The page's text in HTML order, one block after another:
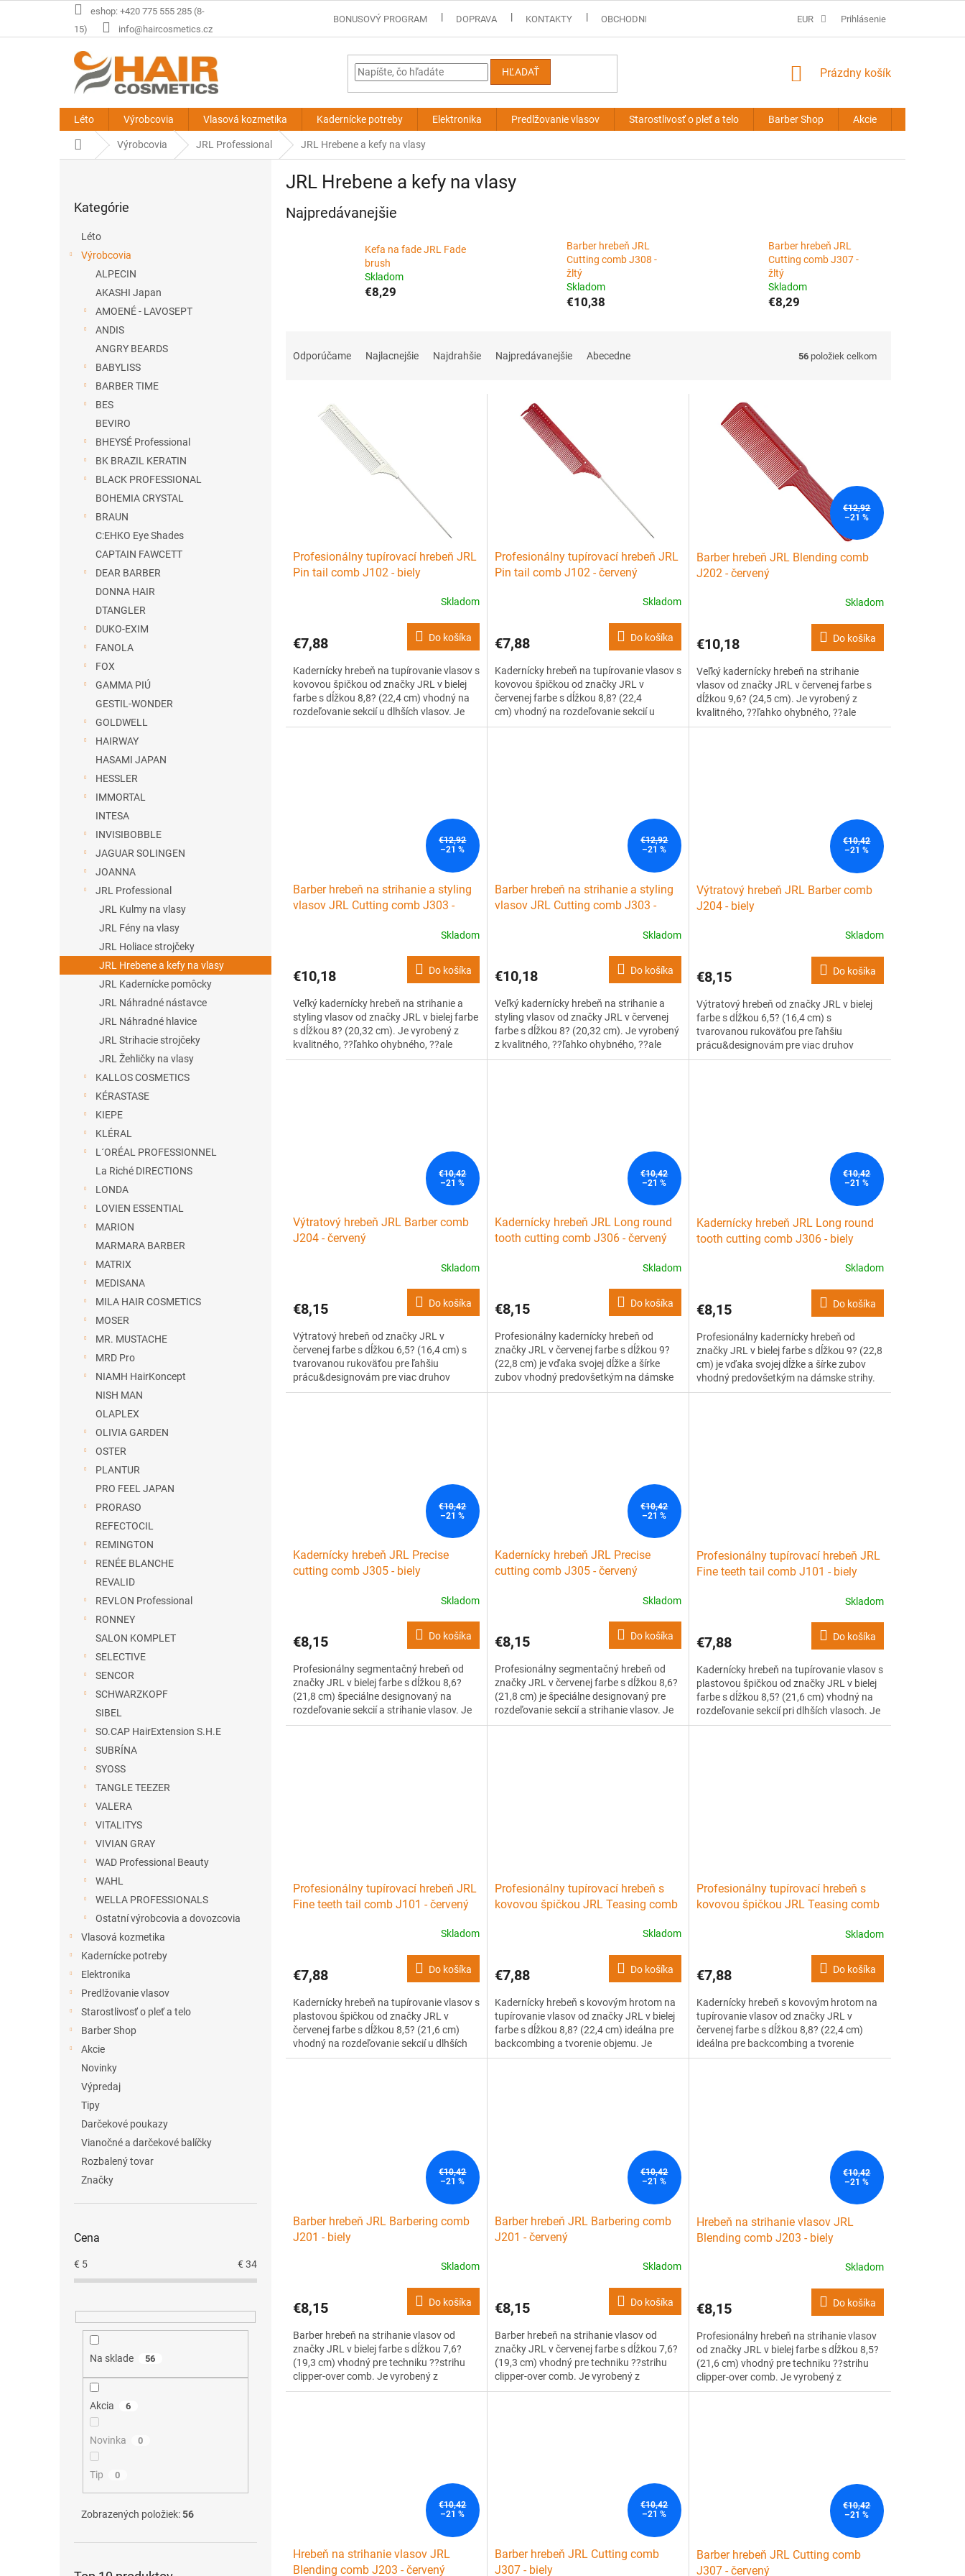
eshop: +420 775 555 285 (8-
15)
info@haircosmetics.cz
BONUSOVÝ PROGRAM DOPRAVA KONTAKTY OBCHODNÉ PODMIENKY PREDLŽOVANIE VLASOV - OBCHODNÉ PODMIENKY
EUR Prihlásenie
HĽADAŤ
NÁKUPNÝ
Prázdny košík
Léto Výrobcovia Vlasová kozmetika Kadernícke potreby Elektronika Predlžovanie vlasov Starostlivosť o pleť a telo Barber Shop Akcie
DomovVýrobcovia JRL Professional JRL Hrebene a kefy na vlasy
kategórie
Kategórie
Léto
Výrobcovia
ALPECIN
AKASHI Japan
AMOENÉ - LAVOSEPT
ANDIS
ANGRY BEARDS
BABYLISS
BARBER TIME
BES
BEVIRO
BHEYSÉ Professional
BK BRAZIL KERATIN
BLACK PROFESSIONAL
BOHEMIA CRYSTAL
BRAUN
C:EHKO Eye Shades
CAPTAIN FAWCETT
DEAR BARBER
DONNA HAIR
DTANGLER
DUKO-EXIM
FANOLA
FOX
GAMMA PIÚ
GESTIL-WONDER
GOLDWELL
HAIRWAY
HASAMI JAPAN
HESSLER
IMMORTAL
INTESA
INVISIBOBBLE
JAGUAR SOLINGEN
JOANNA
JRL Professional
JRL Kulmy na vlasy
JRL Fény na vlasy
JRL Holiace strojčeky
JRL Hrebene a kefy na vlasy
JRL Kadernícke pomôcky
JRL Náhradné nástavce
JRL Náhradné hlavice
JRL Strihacie strojčeky
JRL Žehličky na vlasy
KALLOS COSMETICS
KÉRASTASE
KIEPE
KLÉRAL
L´ORÉAL PROFESSIONNEL
La Riché DIRECTIONS
LONDA
LOVIEN ESSENTIAL
MARION
MARMARA BARBER
MATRIX
MEDISANA
MILA HAIR COSMETICS
MOSER
MR. MUSTACHE
MRD Pro
NIAMH HairKoncept
NISH MAN
OLAPLEX
OLIVIA GARDEN
OSTER
PLANTUR
PRO FEEL JAPAN
PRORASO
REFECTOCIL
REMINGTON
RENÉE BLANCHE
REVALID
REVLON Professional
RONNEY
SALON KOMPLET
SELECTIVE
SENCOR
SCHWARZKOPF
SIBEL
SO.CAP HairExtension S.H.E
SUBRÍNA
SYOSS
TANGLE TEEZER
VALERA
VITALITYS
VIVIAN GRAY
WAD Professional Beauty
WAHL
WELLA PROFESSIONALS
Ostatní výrobcovia a dovozcovia
Vlasová kozmetika
Kadernícke potreby
Elektronika
Predlžovanie vlasov
Starostlivosť o pleť a telo
Barber Shop
Akcie
Novinky
Výpredaj
Tipy
Darčekové poukazy
Vianočné a darčekové balíčky
Rozbalený tovar
Značky
Cena
€ 5 € 34
Na sklade 56
Akcia 6
Novinka 0
Tip 0
Zobrazených položiek:56
JRL Hrebene a kefy na vlasy
Najpredávanejšie
Kefa na fade JRL Fade
brush
Skladom
€8,29
Barber hrebeň JRL
Cutting comb J308 -
žltý
Skladom
€10,38
Barber hrebeň JRL
Cutting comb J307 -
žltý
Skladom
€8,29
Odporúčame Najlacnejšie Najdrahšie Najpredávanejšie Abecedne 56 položiek celkom
Profesionálny tupírovací hrebeň JRL
Pin tail comb J102 - biely
Skladom
€7,88 Do košíka
Kadernícky hrebeň na tupírovanie vlasov s
kovovou špičkou od značky JRL v bielej
farbe s dĺžkou 8,8? (22,4 cm) vhodný na
rozdeľovanie sekcií u dlhších vlasov. Je
vyrobený z kvalitného, ??ľahkého, ale
Profesionálny tupírovací hrebeň JRL
Pin tail comb J102 - červený
Skladom
€7,88 Do košíka
Kadernícky hrebeň na tupírovanie vlasov s
kovovou špičkou od značky JRL v
červenej farbe s dĺžkou 8,8? (22,4
cm) vhodný na rozdeľovanie sekcií u
dlhších vlasov. Je vyrobený z kvalitného,
€12,92
–21 %
Barber hrebeň JRL Blending comb
J202 - červený
Skladom
€10,18 Do košíka
Veľký kadernícky hrebeň na strihanie
vlasov od značky JRL v červenej farbe s
dĺžkou 9,6? (24,5 cm). Je vyrobený z
kvalitného, ??ľahko ohybného, ??ale
pevného plastu s tepelnou odolnosťou až
€12,92
–21 %
Barber hrebeň na strihanie a styling
vlasov JRL Cutting comb J303 -
Skladom
€10,18 Do košíka
Veľký kadernícky hrebeň na strihanie a
styling vlasov od značky JRL v bielej farbe
s dĺžkou 8? (20,32 cm). Je vyrobený z
kvalitného, ??ľahko ohybného, ??ale
pevného plastu s tepelnou odolnosťou až
€12,92
–21 %
Barber hrebeň na strihanie a styling
vlasov JRL Cutting comb J303 -
Skladom
€10,18 Do košíka
Veľký kadernícky hrebeň na strihanie a
styling vlasov od značky JRL v červenej
farbe s dĺžkou 8? (20,32 cm). Je vyrobený
z kvalitného, ??ľahko ohybného, ??ale
pevného plastu s tepelnou odolnosťou až
€10,42
–21 %
Výtratový hrebeň JRL Barber comb
J204 - biely
Skladom
€8,15 Do košíka
Výtratový hrebeň od značky JRL v bielej
farbe s dĺžkou 6,5? (16,4 cm) s
tvarovanou rukoväťou pre ľahšiu
prácu&designovám pre viac druhov
strihov. Je vyrobený z kvalitného, ??ľahko
€10,42
–21 %
Výtratový hrebeň JRL Barber comb
J204 - červený
Skladom
€8,15 Do košíka
Výtratový hrebeň od značky JRL v
červenej farbe s dĺžkou 6,5? (16,4 cm) s
tvarovanou rukoväťou pre ľahšiu
prácu&designovám pre viac druhov
strihov. Je vyrobený z kvalitného, ??ľahko
€10,42
–21 %
Kadernícky hrebeň JRL Long round
tooth cutting comb J306 - červený
Skladom
€8,15 Do košíka
Profesionálny kadernícky hrebeň od
značky JRL v červenej farbe s dĺžkou 9?
(22,8 cm) je vďaka svojej dĺžke a šírke
zubov vhodný predovšetkým na dámske
strihy. Je vyrobený z kvalitného, ??ľahko
€10,42
–21 %
Kadernícky hrebeň JRL Long round
tooth cutting comb J306 - biely
Skladom
€8,15 Do košíka
Profesionálny kadernícky hrebeň od
značky JRL v bielej farbe s dĺžkou 9? (22,8
cm) je vďaka svojej dĺžke a šírke zubov
vhodný predovšetkým na dámske strihy.
Je vyrobený z kvalitného, ??ľahko
€10,42
–21 %
Kadernícky hrebeň JRL Precise
cutting comb J305 - biely
Skladom
€8,15 Do košíka
Profesionálny segmentačný hrebeň od
značky JRL v bielej farbe s dĺžkou 8,6?
(21,8 cm) špeciálne designovaný na
rozdeľovanie sekcií a strihanie vlasov. Je
vyrobený z kvalitného, ??ľahko ohybného,
€10,42
–21 %
Kadernícky hrebeň JRL Precise
cutting comb J305 - červený
Skladom
€8,15 Do košíka
Profesionálny segmentačný hrebeň od
značky JRL v červenej farbe s dĺžkou 8,6?
(21,8 cm) je špeciálne designovaný pre
rozdeľovanie sekcií a strihanie vlasov. Je
vyrobený z kvalitného, ??ľahko ohybného,
Profesionálny tupírovací hrebeň JRL
Fine teeth tail comb J101 - biely
Skladom
€7,88 Do košíka
Kadernícky hrebeň na tupírovanie vlasov s
plastovou špičkou od značky JRL v bielej
farbe s dĺžkou 8,5? (21,6 cm) vhodný na
rozdeľovanie sekcií pri dlhších vlasoch. Je
vyrobený z kvalitného, ??ľahkého, ale
Profesionálny tupírovací hrebeň JRL
Fine teeth tail comb J101 - červený
Skladom
€7,88 Do košíka
Kadernícky hrebeň na tupírovanie vlasov s
plastovou špičkou od značky JRL v
červenej farbe s dĺžkou 8,5? (21,6 cm)
vhodný na rozdeľovanie sekcií u dlhších
vlasov. Je vyrobený z kvalitného, ??
Profesionálny tupírovací hrebeň s
kovovou špičkou JRL Teasing comb
Skladom
€7,88 Do košíka
Kadernícky hrebeň s kovovým hrotom na
tupírovanie vlasov od značky JRL v bielej
farbe s dĺžkou 8,8? (22,4 cm) ideálna pre
backcombing a tvorenie objemu. Je
vyrobený z kvalitného, ??ľahkého, ale
Profesionálny tupírovací hrebeň s
kovovou špičkou JRL Teasing comb
Skladom
€7,88 Do košíka
Kadernícky hrebeň s kovovým hrotom na
tupírovanie vlasov od značky JRL v
červenej farbe s dĺžkou 8,8? (22,4 cm)
ideálna pre backcombing a tvorenie
objemu. Je vyrobený z kvalitného, ??
€10,42
–21 %
Barber hrebeň JRL Barbering comb
J201 - biely
Skladom
€8,15 Do košíka
Barber hrebeň na strihanie vlasov od
značky JRL v bielej farbe s dĺžkou 7,6?
(19,3 cm) vhodný pre techniku ??strihu
clipper-over comb. Je vyrobený z
kvalitného, ??ľahko ohybného, ??ale
€10,42
–21 %
Barber hrebeň JRL Barbering comb
J201 - červený
Skladom
€8,15 Do košíka
Barber hrebeň na strihanie vlasov od
značky JRL v červenej farbe s dĺžkou 7,6?
(19,3 cm) vhodný pre techniku ??strihu
clipper-over comb. Je vyrobený z
kvalitného, ??ľahko ohybného, ??ale
€10,42
–21 %
Hrebeň na strihanie vlasov JRL
Blending comb J203 - biely
Skladom
€8,15 Do košíka
Profesionálny hrebeň na strihanie vlasov
od značky JRL v bielej farbe s dĺžkou 8,5?
(21,6 cm) vhodný pre techniku ??strihu
clipper-over comb. Je vyrobený z
kvalitného, ??ľahko ohybného, ??ale
€10,42
–21 %
Hrebeň na strihanie vlasov JRL
Blending comb J203 - červený
€10,42
–21 %
Barber hrebeň JRL Cutting comb
J307 - biely
€10,42
–21 %
Barber hrebeň JRL Cutting comb
J307 - červený